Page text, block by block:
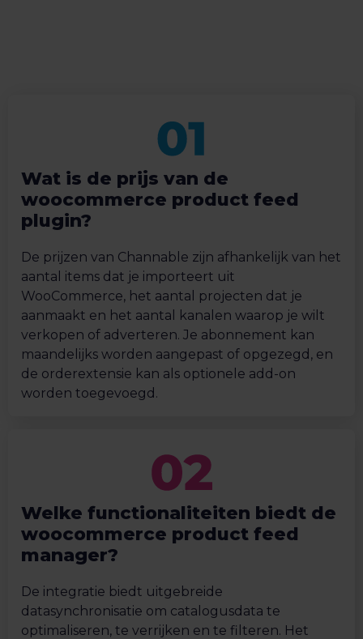
Wat is de prijs van de
woocommerce product feed
plugin?
De prijzen van Channable zijn afhankelijk van het
aantal items dat je importeert uit
WooCommerce, het aantal projecten dat je
aanmaakt en het aantal kanalen waarop je wilt
verkopen of adverteren. Je abonnement kan
maandelijks worden aangepast of opgezegd, en
de orderextensie kan als optionele add-on
worden toegevoegd.
Welke functionaliteiten biedt de
woocommerce product feed
manager?
De integratie biedt uitgebreide
datasynchronisatie om catalogusdata te
optimaliseren, te verrijken en te filteren. Het